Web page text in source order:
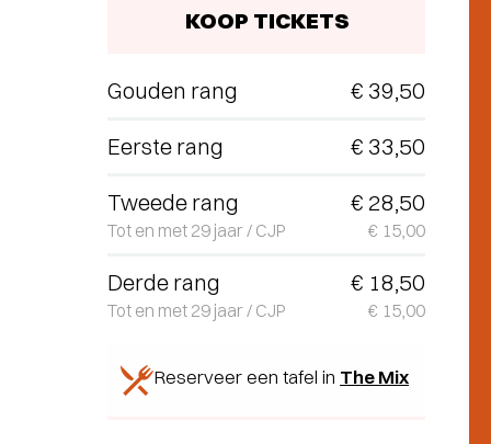
KOOP TICKETS
Gouden rang € 39,50
Eerste rang € 33,50
Tweede rang € 28,50
Tot en met 29 jaar / CJP € 15,00
Derde rang € 18,50
Tot en met 29 jaar / CJP € 15,00
Reserveer een tafel in The Mix